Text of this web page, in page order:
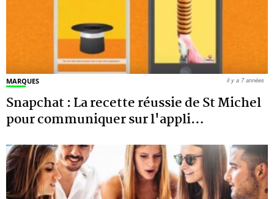
MARQUES
Snapchat : La recette réussie de St Michel
pour communiquer sur l'appli…
il y a 7 années